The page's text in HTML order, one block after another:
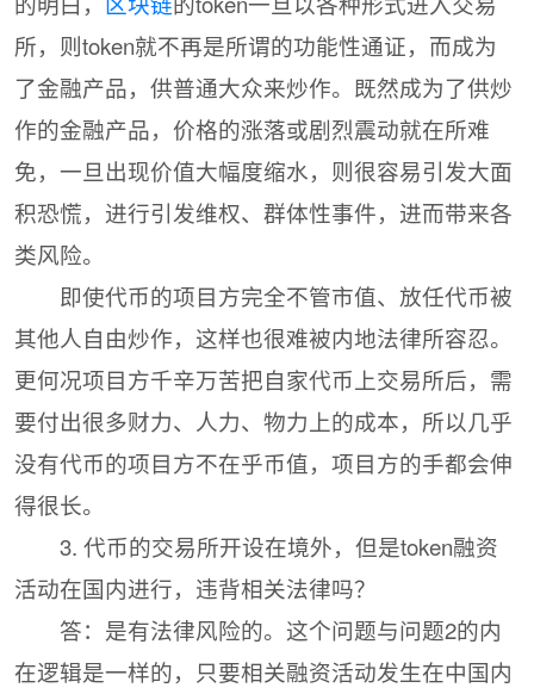
所，则token就不再是所谓的功能性通证，而成为
了金融产品，供普通大众来炒作。既然成为了供炒
作的金融产品，价格的涨落或剧烈震动就在所难
免，一旦出现价值大幅度缩水，则很容易引发大面
积恐慌，进行引发维权、群体性事件，进而带来各
类风险。
即使代币的项目方完全不管市值、放任代币被
其他人自由炒作，这样也很难被内地法律所容忍。
更何况项目方千辛万苦把自家代币上交易所后，需
要付出很多财力、人力、物力上的成本，所以几乎
没有代币的项目方不在乎币值，项目方的手都会伸
得很长。
3. 代币的交易所开设在境外，但是token融资
活动在国内进行，违背相关法律吗？
答：是有法律风险的。这个问题与问题2的内
在逻辑是一样的，只要相关融资活动发生在中国内